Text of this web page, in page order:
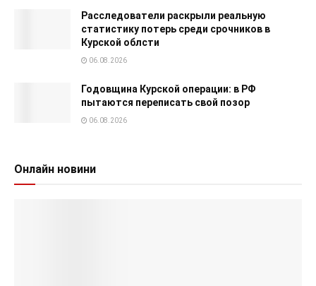
Расследователи раскрыли реальную
статистику потерь среди срочников в
Курской облсти
06.08.2026
Годовщина Курской операции: в РФ
пытаются переписать свой позор
06.08.2026
Онлайн новини